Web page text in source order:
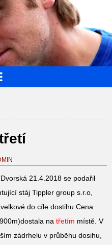
21.4.2018 se podařil
stáj Tippler group s.r.o,
do cíle dostihu Cena
na třetím místě. V
zádrhelu v průběhu dosihu,